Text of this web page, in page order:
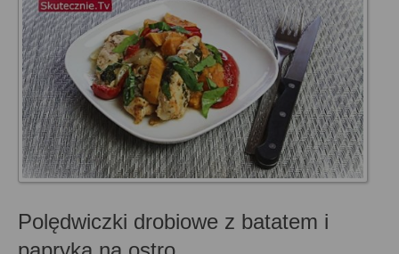
Polędwiczki drobiowe z batatem i